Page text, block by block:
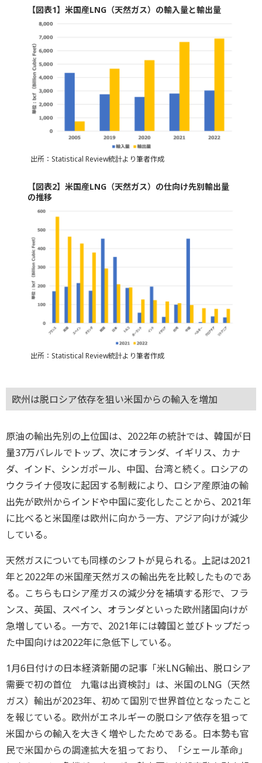
【図表1】米国産LNG（天然ガス）の輸入量と輸出量
出所：Statistical Review統計より筆者作成
【図表2】米国産LNG（天然ガス）の仕向け先別輸出量
の推移
出所：Statistical Review統計より筆者作成
欧州は脱ロシア依存を狙い米国からの輸入を増加
原油の輸出先別の上位国は、2022年の統計では、韓国が日
量37万バレルでトップ、次にオランダ、イギリス、カナ
ダ、インド、シンガポール、中国、台湾と続く。ロシアの
ウクライナ侵攻に起因する制裁により、ロシア産原油の輸
出先が欧州からインドや中国に変化したことから、2021年
に比べると米国産は欧州に向かう一方、アジア向けが減少
している。
天然ガスについても同様のシフトが見られる。上記は2021
年と2022年の米国産天然ガスの輸出先を比較したものであ
る。こちらもロシア産ガスの減少分を補填する形で、フラ
ンス、英国、スペイン、オランダといった欧州諸国向けが
急増している。一方で、2021年には韓国と並びトップだっ
た中国向けは2022年に急低下している。
1月6日付けの日本経済新聞の記事「米LNG輸出、脱ロシア
需要で初の首位 九電は出資検討」は、米国のLNG（天然
ガス）輸出が2023年、初めて国別で世界首位となったこと
を報じている。欧州がエネルギーの脱ロシア依存を狙って
米国からの輸入を大きく増やしたためである。日本勢も官
民で米国からの調達拡大を狙っており、「シェール革命」